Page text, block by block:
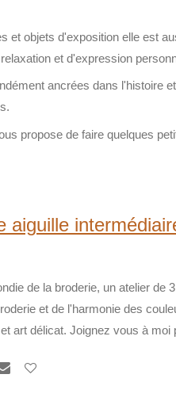
et objets d'exposition elle est
et d'expression
ancrées dans l'histoire
propose de faire quelques
aiguille
de la broderie, un atelier de
et de l'harmonie des
art délicat. Joignez vous à